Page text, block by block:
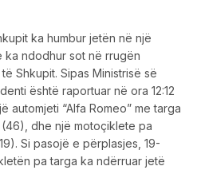
ka humbur jetën në një
ndodhur sot në rrugën
Shkupit. Sipas Ministrisë së
është raportuar në ora 12:12
automjeti “Alfa Romeo” me targa
dhe një motoçiklete pa
Si pasojë e përplasjes, 19-
pa targa ka ndërruar jetë